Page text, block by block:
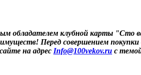
обладателем клубной карты "Сто
Перед совершением покупки
на адрес Info@100vekov.ru с